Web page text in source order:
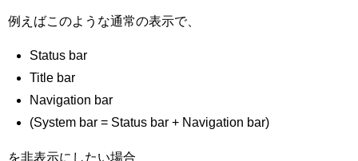
例えばこのような通常の表示で、
Status bar
Title bar
Navigation bar
(System bar = Status bar + Navigation bar)
を非表示にしたい場合